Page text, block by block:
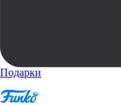
Подарки